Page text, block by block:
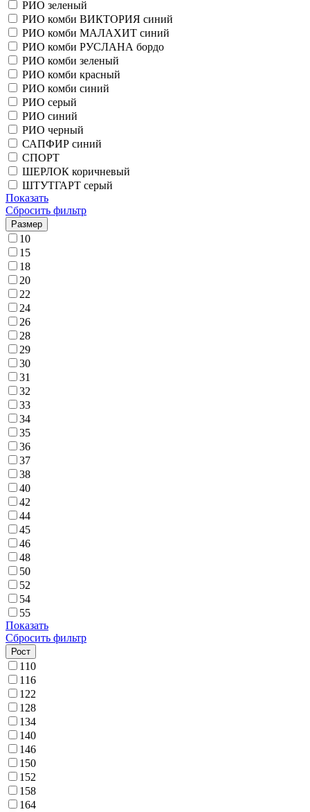
РИО зеленый
РИО комби ВИКТОРИЯ синий
РИО комби МАЛАХИТ синий
РИО комби РУСЛАНА бордо
РИО комби зеленый
РИО комби красный
РИО комби синий
РИО серый
РИО синий
РИО черный
САПФИР синий
СПОРТ
ШЕРЛОК коричневый
ШТУТГАРТ серый
Показать
Сбросить фильтр
Размер
10
15
18
20
22
24
26
28
29
30
31
32
33
34
35
36
37
38
40
42
44
45
46
48
50
52
54
55
Показать
Сбросить фильтр
Рост
110
116
122
128
134
140
146
150
152
158
164